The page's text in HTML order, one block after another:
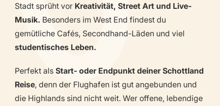
Stadt sprüht vor Kreativität, Street Art und Live-
Musik. Besonders im West End findest du
gemütliche Cafés, Secondhand-Läden und viel
studentisches Leben.
Perfekt als Start- oder Endpunkt deiner Schottland
Reise, denn der Flughafen ist gut angebunden und
die Highlands sind nicht weit. Wer offene, lebendige